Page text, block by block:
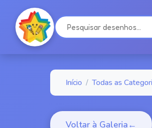
Início / Todas as
Voltar à Galeria←